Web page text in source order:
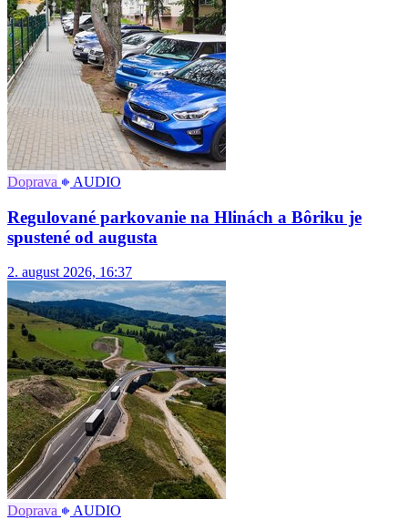
Doprava AUDIO
Regulované parkovanie na Hlinách a Bôriku je
spustené od augusta
2. august 2026, 16:37
Doprava AUDIO